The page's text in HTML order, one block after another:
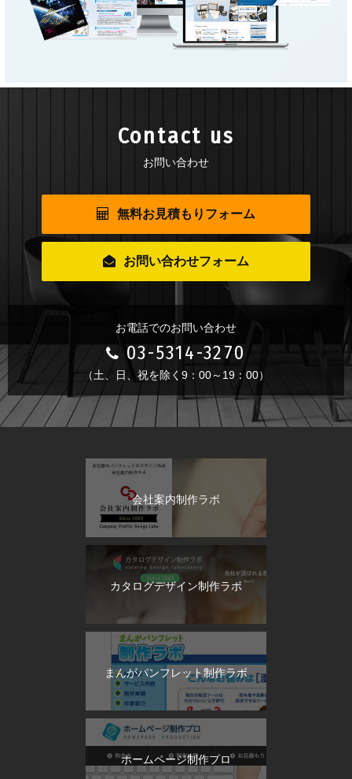
Contact us
お問い合わせ
無料お見積もりフォーム
お問い合わせフォーム
お電話でのお問い合わせ
03-5314-3270
（土、日、祝を除く9：00～19：00）
会社案内制作ラボ
カタログデザイン制作ラボ
まんがパンフレット制作ラボ
ホームページ制作プロ